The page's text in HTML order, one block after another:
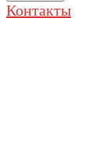
Контакты